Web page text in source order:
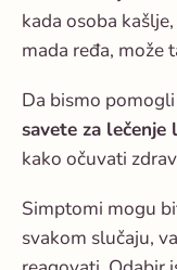
kada osoba
mada ređa, može
Da bismo
savete za lečenje
kako očuvati
Simptomi mogu
svakom slučaju,